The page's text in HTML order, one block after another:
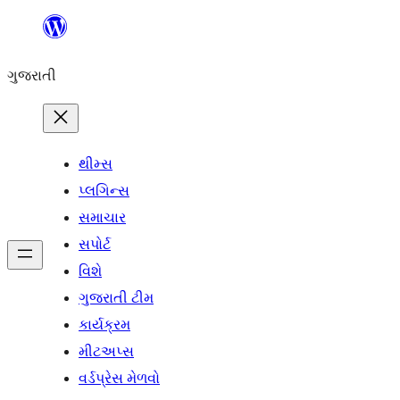
કંટેન્ટ(લખાણ)
જાઓ
ગુજરાતી
થીમ્સ
પ્લગિન્સ
સમાચાર
સપોર્ટ
વિશે
ગુજરાતી ટીમ
કાર્યક્રમ
મીટઅપ્સ
વર્ડપ્રેસ મેળવો